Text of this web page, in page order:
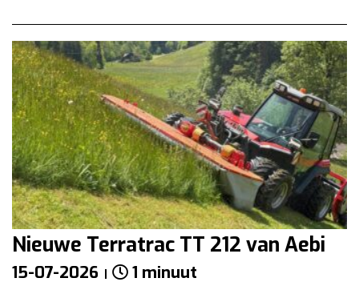
Nieuwe Terratrac TT 212 van Aebi
15-07-2026 1 minuut